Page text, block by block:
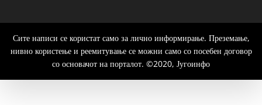
Сите написи се користат само за лично информирање. Преземање,
нивно користење и реемитување се можни само со посебен договор
со основачот на порталот. ©2020, Југоинфо